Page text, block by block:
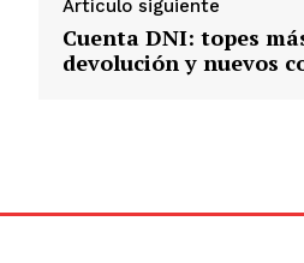
Artículo siguiente
Cuenta DNI: topes
devolución y nuevos